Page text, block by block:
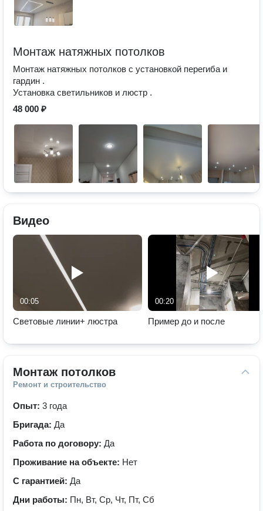
Монтаж натяжных потолков
Монтаж натяжных потолков с установкой перегиба и
гардин .
Установка светильников и люстр .
48 000 ₽
Видео
00:05
Световые линии+ люстра
00:20
Пример до и после
Монтаж потолков
Ремонт и строительство
Опыт: 3 года
Бригада: Да
Работа по договору: Да
Проживание на объекте: Нет
С гарантией: Да
Дни работы: Пн, Вт, Ср, Чт, Пт, Сб